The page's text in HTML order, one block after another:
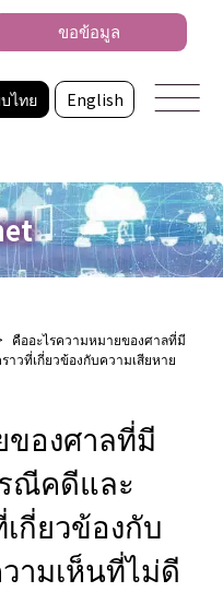
ไทย English
ขอข้อมูล
คืออะไรความหมายของศาลที่มี
วที่เกี่ยวข้องกับความเสียหาย
ของศาลที่มี
ณีคดีและ
กี่ยวข้องกับ
ามเห็นที่ไม่ดี